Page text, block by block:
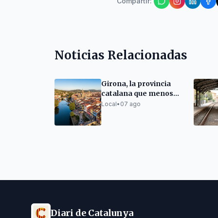
Noticias Relacionadas
Girona, la provincia
catalana que menos
crece en población
Local• 07 ago
Diari de Catalunya